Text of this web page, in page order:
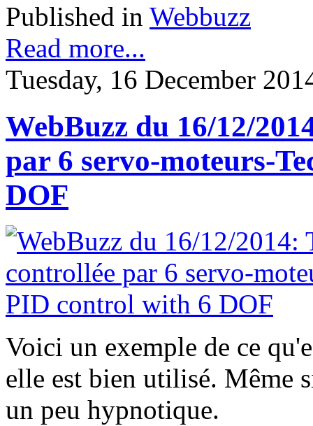
Published in Webbuzz
Read more...
Tuesday, 16 December
WebBuzz du 16/12/
par 6 servo-moteurs-
DOF
Voici un exemple de ce
elle est bien utilisé. Même
un peu hypnotique.